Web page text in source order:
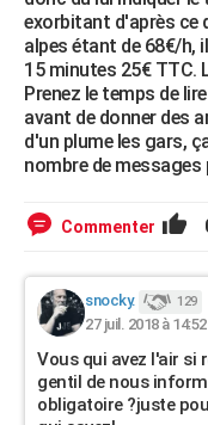
exorbitant d'après ce
alpes étant de 68€/h,
15 minutes 25€ TTC.
Prenez le temps de
avant de donner des
d'un plume les gars,
nombre de messages
Commenter
snocky. 129
27 juil. 2018 à 14:52
Vous qui avez l'air si
gentil de nous
obligatoire ?juste